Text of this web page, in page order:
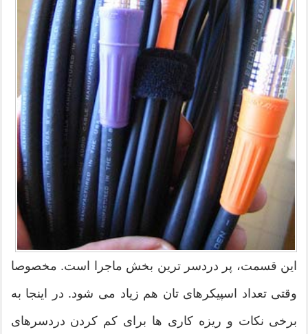
این قسمت، پر دردسر ترین بخش ماجرا است. مخصوصا
وقتی تعداد اسپیکرهای تان هم زیاد می شود. در اینجا به
برخی نکات و ریزه کاری ها برای کم کردن دردسرهای